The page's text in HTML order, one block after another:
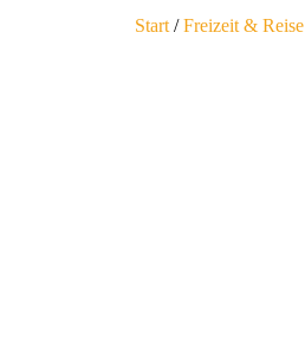
Start /Freizeit & Reise